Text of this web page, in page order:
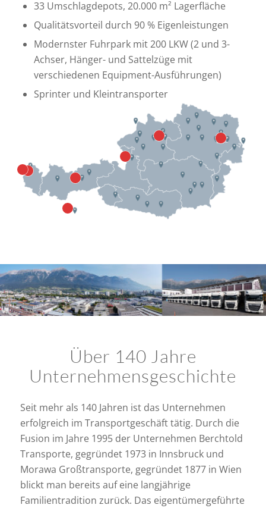
33 Umschlagdepots, 20.000 m² Lagerfläche
Qualitätsvorteil durch 90 % Eigenleistungen
Modernster Fuhrpark mit 200 LKW (2 und 3-
Achser, Hänger- und Sattelzüge mit
verschiedenen Equipment-Ausführungen)
Sprinter und Kleintransporter
5
Über 140 Jahre
Unternehmensgeschichte
Seit mehr als 140 Jahren ist das Unternehmen
erfolgreich im Transportgeschäft tätig. Durch die
Fusion im Jahre 1995 der Unternehmen Berchtold
Transporte, gegründet 1973 in Innsbruck und
Morawa Großtransporte, gegründet 1877 in Wien
blickt man bereits auf eine langjährige
Familientradition zurück. Das eigentümergeführte